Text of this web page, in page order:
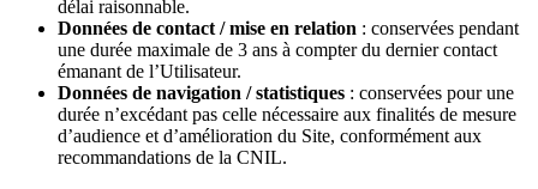
délai raisonnable.
Données de contact / mise en relation : conservées pendant
une durée maximale de 3 ans à compter du dernier contact
émanant de l’Utilisateur.
Données de navigation / statistiques : conservées pour une
durée n’excédant pas celle nécessaire aux finalités de mesure
d’audience et d’amélioration du Site, conformément aux
recommandations de la CNIL.